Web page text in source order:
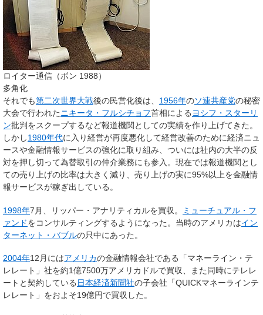
ロイター通信（ボン 1988）
多角化
それでも第二次世界大戦後の民営化後は、 1956年のソ連共産党の秘密
大会で行われたニキータ・フルシチョフ首相による ヨシフ・スターリ
ン批判をスクープするなど報道機関としての実績を作り上げてきた。
しかし1980年代に入り経営が再度悪化して経営改善のために経済ニュ
ースや金融情報サービスの強化に取り組み、ついには社内の大半の反
対を押し切って為替取引の仲介業務にも参入。現在では報道機関とし
ての売り上げの比率は大きく減り、売り上げの実に95%以上を金融情
報サービスが稼ぎ出している。
1998年7月、リッパー・アナリティカルを買収。
ミューチュアル・フ
ァンドをコンサルティングするようになった。当時のアメリカはイン
ターネット・バブルの只中にあった。
2004年12月にはアメリカの金融情報会社である「マネーライン・テ
レレート」社を約1億7500万アメリカドルで買収、また同時にテレレ
ートと契約している 日本経済新聞社の子会社「QUICKマネーラインテ
レレート」をおよそ19億円で買収した。